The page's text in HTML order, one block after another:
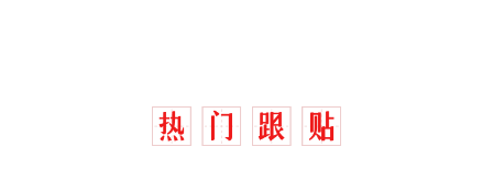
因老师一句“跟我回家”改写了
人生
新
制裁瓜子饺子，美国怕什